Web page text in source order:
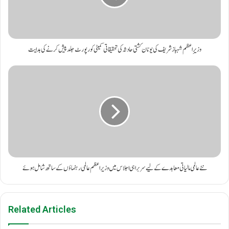
وزیرِ اعظم شہباز شریف کی یونان کشتی حادثہ کی تحقیقاتی کمیٹی کو رپورٹ جلد پیش کرنے کی ہدایت
نئے عالمی مالیاتی معاہدے کے لیے سربراہی اجلاس میں وزیر اعظم عالمی رہنماؤں کے ساتھ شامل ہوئے
Related Articles